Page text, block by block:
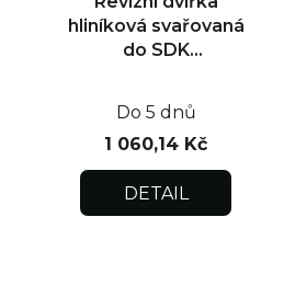
hliníková svařovaná
do SDK
Do 5 dnů
1 060,14 Kč
DETAIL